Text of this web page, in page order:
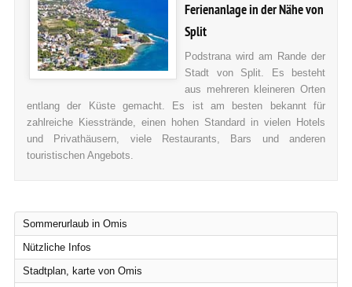
Ferienanlage in der Nähe von
Split
Podstrana wird am Rande der
Stadt von Split. Es besteht
aus mehreren kleineren Orten
entlang der Küste gemacht. Es ist am besten bekannt für
zahlreiche Kiesstrände, einen hohen Standard in vielen Hotels
und Privathäusern, viele Restaurants, Bars und anderen
touristischen Angebots.
Sommerurlaub in Omis
Nützliche Infos
Stadtplan, karte von Omis